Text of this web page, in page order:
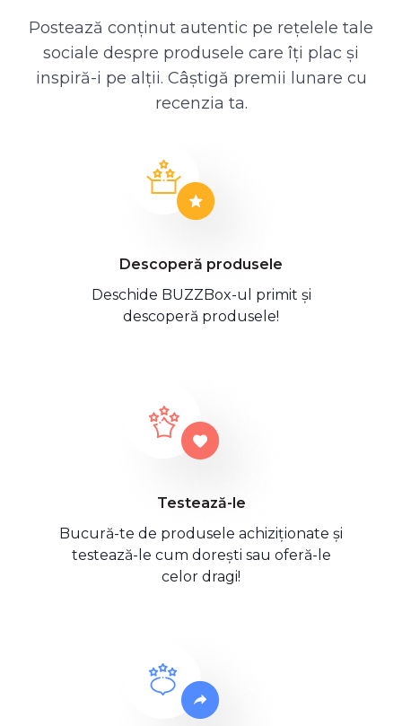
Postează conținut autentic pe rețelele tale
sociale despre produsele care îți plac și
inspiră-i pe alții. Câștigă premii lunare cu
recenzia ta.
Descoperă produsele
Deschide BUZZBox-ul primit și
descoperă produsele!
Testează-le
Bucură-te de produsele achiziționate și
testează-le cum dorești sau oferă-le
celor dragi!